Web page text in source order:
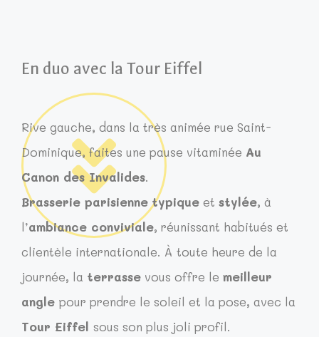
En duo avec la Tour Eiffel
Rive gauche, dans la très animée rue Saint-
Dominique, faites une pause vitaminée Au
Canon des Invalides.
Brasserie parisienne typique et stylée, à
l’ambiance conviviale, réunissant habitués et
clientèle internationale. À toute heure de la
journée, la terrasse vous offre le meilleur
angle pour prendre le soleil et la pose, avec la
Tour Eiffel sous son plus joli profil.